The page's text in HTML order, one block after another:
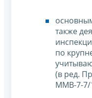
также
по
(в ред.
ММВ-7-7/